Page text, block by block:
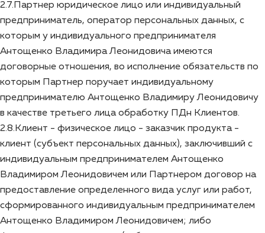
2.7.Партнер юридическое лицо или индивидуальный
предприниматель, оператор персональных данных, с
которым у индивидуального предпринимателя
Антощенко Владимира Леонидовича имеются
договорные отношения, во исполнение обязательств по
которым Партнер поручает индивидуальному
предпринимателю Антощенко Владимиру Леонидовичу
в качестве третьего лица обработку ПДн Клиентов.
2.8.Клиент - физическое лицо - заказчик продукта -
клиент (субъект персональных данных), заключивший с
индивидуальным предпринимателем Антощенко
Владимиром Леонидовичем или Партнером договор на
предоставление определенного вида услуг или работ,
сформированного индивидуальным предпринимателем
Антощенко Владимиром Леонидовичем; либо